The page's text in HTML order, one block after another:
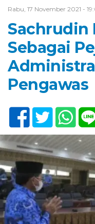
Rabu, 17 November 2021 -
Sachrudin
Sebagai
Pengawas